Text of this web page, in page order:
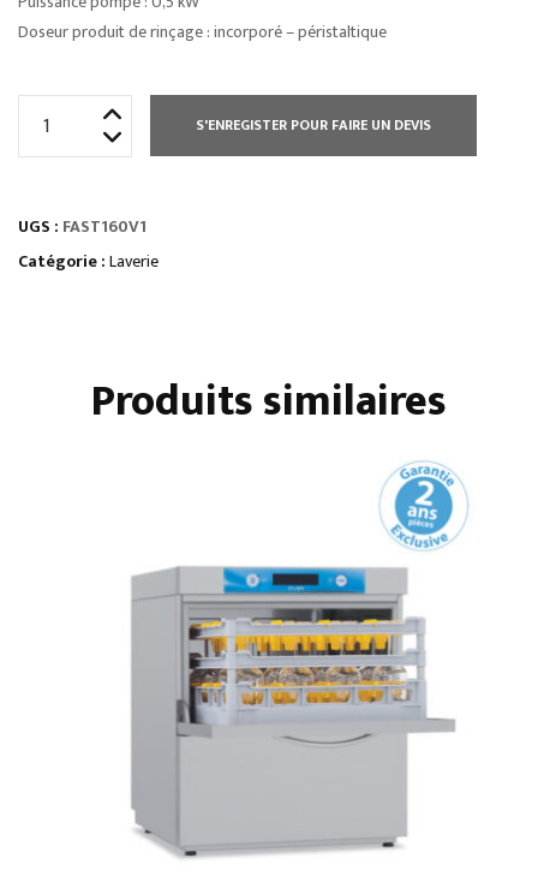
Doseur produit de rinçage : incorporé – péristaltique
FAST
500
S'ENREGISTER POUR FAIRE UN DEVIS
UGS : FAST160V1
Catégorie :Laverie
Produits similaires